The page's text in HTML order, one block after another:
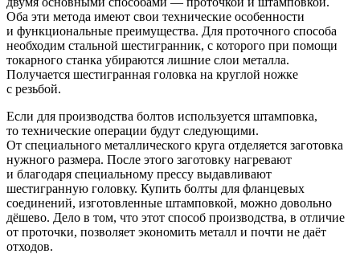
Оба эти метода имеют свои технические особенности
и функциональные преимущества. Для проточного способа
необходим стальной шестигранник, с которого при помощи
токарного станка убираются лишние слои металла.
Получается шестигранная головка на круглой ножке
с резьбой.
Если для производства болтов используется штамповка,
то технические операции будут следующими.
От специального металлического круга отделяется заготовка
нужного размера. После этого заготовку нагревают
и благодаря специальному прессу выдавливают
шестигранную головку. Купить болты для фланцевых
соединений, изготовленные штамповкой, можно довольно
дёшево. Дело в том, что этот способ производства, в отличие
от проточки, позволяет экономить металл и почти не даёт
отходов.